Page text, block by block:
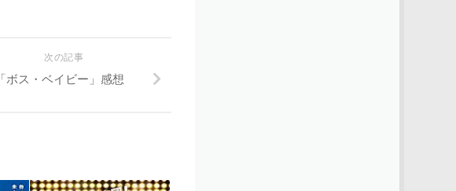
次の記事
「ボス・ベイビー」感想